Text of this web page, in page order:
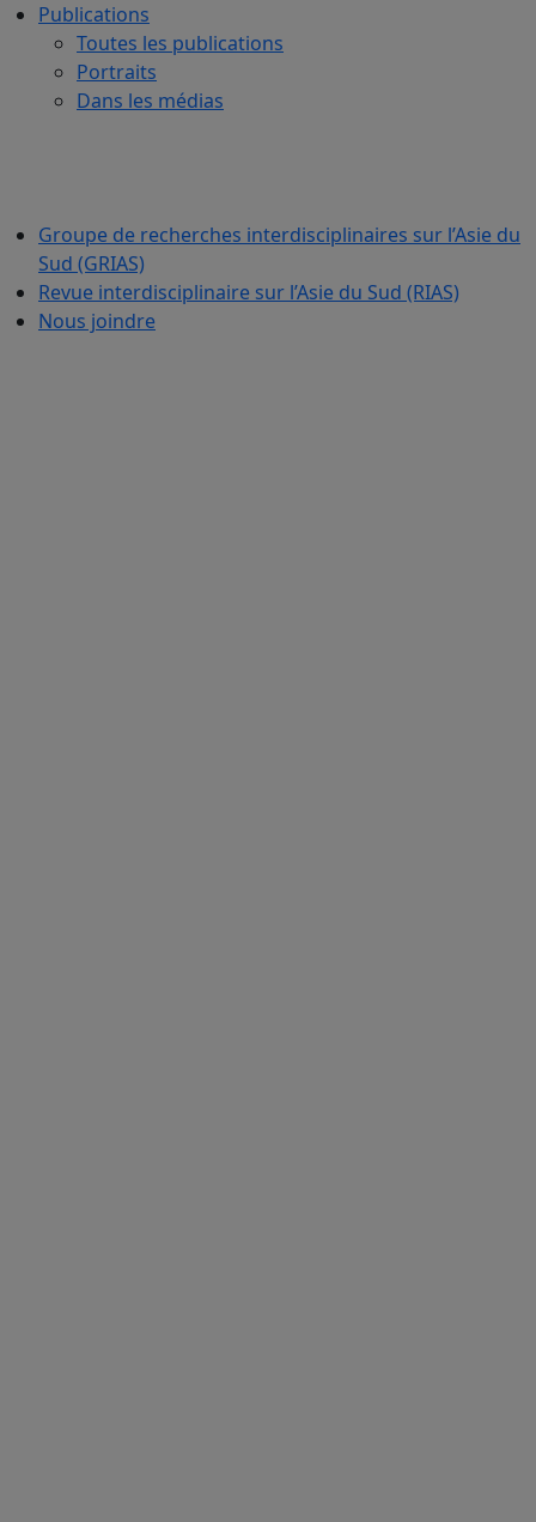
Publications
Toutes les publications
Portraits
Dans les médias
Groupe de recherches interdisciplinaires sur l’Asie du
Sud (GRIAS)
Revue interdisciplinaire sur l’Asie du Sud (RIAS)
Nous joindre